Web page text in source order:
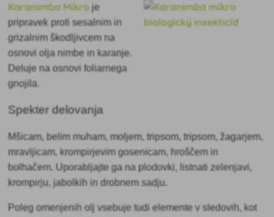
Karanimba Mikro je
pripravek proti sesalnim in
grizalnim škodljivcem na
osnovi olja nimbe in karanje.
Deluje na osnovi foliarnega
gnojila.
Spekter delovanja
Mšicam, belim muham, moljem, tripsom, tripsom, žagarjem,
mravljicam, krompirjevim gosenicam, hroščem in
bolhačem. Uporabljajte ga na plodovki, listnati zelenjavi,
krompirju, jabolkih in drobnem sadju.
Poleg omenjenih olj vsebuje tudi elemente v sledovih, kot